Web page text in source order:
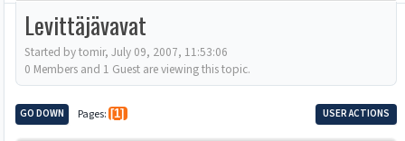
Levittäjävavat
Started by tomir, July 09, 2007, 11:53:06
0 Members and 1 Guest are viewing this topic.
GO DOWN Pages 1 USER ACTIONS